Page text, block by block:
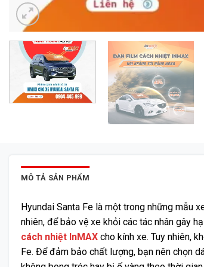
MÔ TẢ SẢN PHẨM
Hyundai Santa Fe là một trong những mẫu
nhiên, để bảo vệ xe khỏi các tác nhân gây
cách nhiệt InMAX cho kính xe. Tuy nhiên,
Fe. Để đảm bảo chất lượng, bạn nên chọn